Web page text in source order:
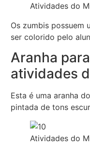
Atividades do
Os zumbis possuem
ser colorido pelo
Aranha
atividades
Esta é uma aranha
pintada de tons
Atividades do